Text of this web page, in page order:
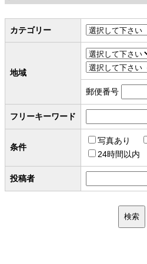
カテゴリー
地域
郵便番号
フリーキーワード
条件
写真あり
24時間以内
投稿者